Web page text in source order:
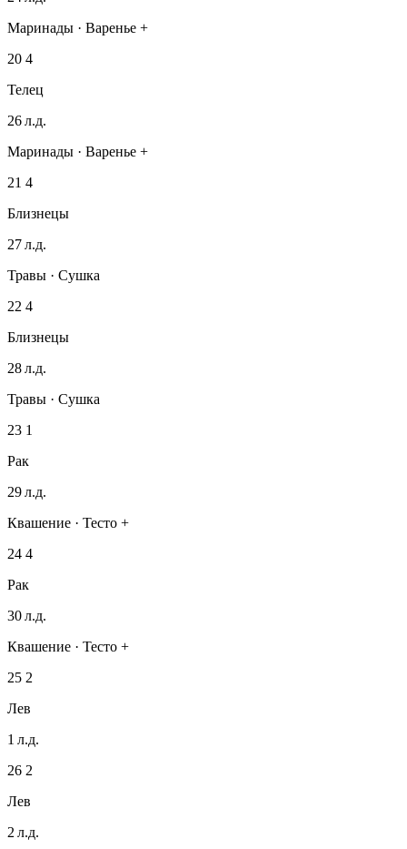
Маринады · Варенье +
20 4
Телец
26 л.д.
Маринады · Варенье +
21 4
Близнецы
27 л.д.
Травы · Сушка
22 4
Близнецы
28 л.д.
Травы · Сушка
23 1
Рак
29 л.д.
Квашение · Тесто +
24 4
Рак
30 л.д.
Квашение · Тесто +
25 2
Лев
1 л.д.
26 2
Лев
2 л.д.